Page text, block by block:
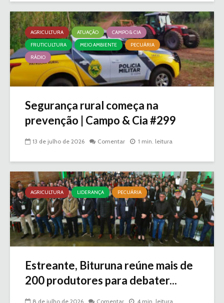
AGRICULTURA ATUAÇÃO
CAMPO & CIA
FRUTICULTURA
MEIO AMBIENTE
PECUÁRIA
RÁDIO
Segurança rural começa na
prevenção | Campo & Cia #299
13 de julho de 2026 Comentar 1 min. leitura
AGRICULTURA LIDERANÇA PECUÁRIA
Estreante, Bituruna reúne mais de
200 produtores para debater...
8 de julho de 2026 Comentar 4 min. leitura